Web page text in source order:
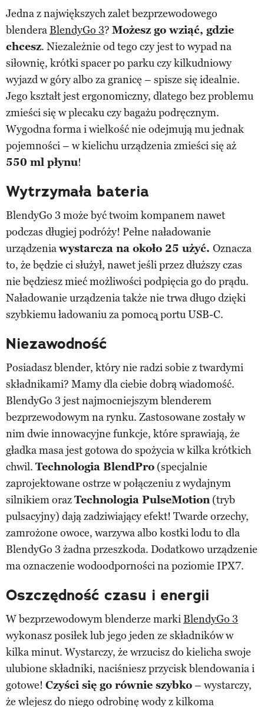
Jedna z największych zalet bezprzewodowego
blenderaBlendyGo 3? Możesz go wziąć, gdzie
chcesz. Niezależnie od tego czy jest to wypad na
siłownię, krótki spacer po parku czy kilkudniowy
wyjazd w góry albo za granicę – spisze się idealnie.
Jego kształt jest ergonomiczny, dlatego bez problemu
zmieści się w plecaku czy bagażu podręcznym.
Wygodna forma i wielkość nie odejmują mu jednak
pojemności – w kielichu urządzenia zmieści się aż
550 ml płynu!
Wytrzymała bateria
BlendyGo 3 może być twoim kompanem nawet
podczas długiej podróży! Pełne naładowanie
urządzeniawystarcza na około 25 użyć. Oznacza
to, że będzie ci służył, nawet jeśli przez dłuższy czas
nie będziesz mieć możliwości podpięcia go do prądu.
Naładowanie urządzenia także nie trwa długo dzięki
szybkiemu ładowaniu za pomocą̨ portu USB-C.
Niezawodność
Posiadasz blender, który nie radzi sobie z twardymi
składnikami? Mamy dla ciebie dobrą wiadomość.
BlendyGo 3 jest najmocniejszym blenderem
bezprzewodowym na rynku. Zastosowane zostały w
nim dwie innowacyjne funkcje, które sprawiają, że
gładka masa jest gotowa do spożycia w kilka krótkich
chwil. Technologia BlendPro (specjalnie
zaprojektowane ostrze w połączeniu z wydajnym
silnikiem orazTechnologia PulseMotion (tryb
pulsacyjny) dają zadziwiający efekt! Twarde orzechy,
zamrożone owoce, warzywa albo kostki lodu to dla
BlendyGo 3 żadna przeszkoda. Dodatkowo urządzenie
ma oznaczenie wodoodporności na poziomie IPX7.
Oszczędność czasu i energii
W bezprzewodowym blenderze markiBlendyGo 3
wykonasz posiłek lub jego jeden ze składników w
kilka minut. Wystarczy, że wrzucisz do kielicha swoje
ulubione składniki, naciśniesz przycisk blendowania i
gotowe! Czyści się go równie szybko– wystarczy,
że wlejesz do niego odrobinę wody z kilkoma